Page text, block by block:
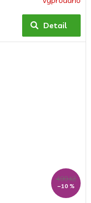
Detail
499 Kč
–10 %